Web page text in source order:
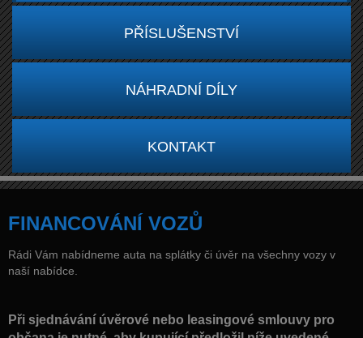
PŘÍSLUŠENSTVÍ
NÁHRADNÍ DÍLY
KONTAKT
FINANCOVÁNÍ VOZŮ
Rádi Vám nabídneme auta na splátky či úvěr na všechny vozy v
naší nabídce.
Při sjednávání úvěrové nebo leasingové smlouvy pro